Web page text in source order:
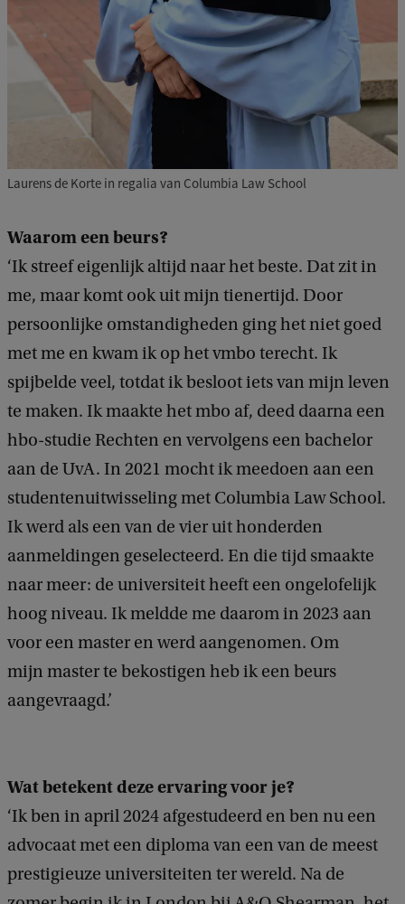
Laurens de Korte in regalia van Columbia Law School
Waarom een beurs?
‘Ik streef eigenlijk altijd naar het beste. Dat zit in
me, maar komt ook uit mijn tienertijd. Door
persoonlijke omstandigheden ging het niet goed
met me en kwam ik op het vmbo terecht. Ik
spijbelde veel, totdat ik besloot iets van mijn leven
te maken. Ik maakte het mbo af, deed daarna een
hbo-studie Rechten en vervolgens een bachelor
aan de UvA. In 2021 mocht ik meedoen aan een
studentenuitwisseling met Columbia Law School.
Ik werd als een van de vier uit honderden
aanmeldingen geselecteerd. En die tijd smaakte
naar meer: de universiteit heeft een ongelofelijk
hoog niveau. Ik meldde me daarom in 2023 aan
voor een master en werd aangenomen. Om
mijn master te bekostigen heb ik een beurs
aangevraagd.’
Wat betekent deze ervaring voor je?
‘Ik ben in april 2024 afgestudeerd en ben nu een
advocaat met een diploma van een van de meest
prestigieuze universiteiten ter wereld. Na de